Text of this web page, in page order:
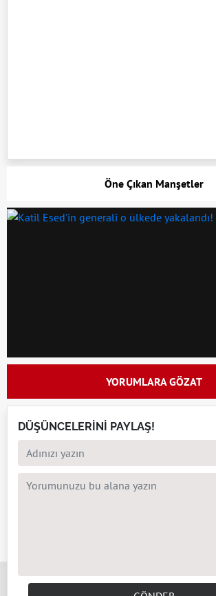
Öne Çıkan Manşetler
YORUMLARA GÖZAT
DÜŞÜNCELERİNİ PAYLAŞ!